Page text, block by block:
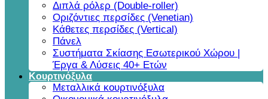
Διπλά ρόλερ (Double-roller)
Οριζόντιες περσίδες (Venetian)
Κάθετες περσίδες (Vertical)
Πάνελ
Συστήματα Σκίασης Εσωτερικού Χώρου |
Έργα & Λύσεις 40+ Ετών
Κουρτινόξυλα
Μεταλλικά κουρτινόξυλα